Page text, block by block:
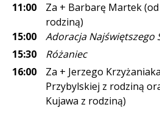
11:00
Za + Barbarę Martek
rodziną)
15:00
Adoracja Najświętszego
15:30
Różaniec
16:00
Za + Jerzego
Przybylskiej z rodziną
Kujawa z rodziną)